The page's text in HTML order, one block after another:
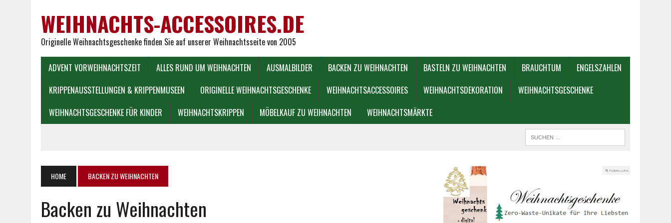
WEIHNACHTS-ACCESSOIRES.DE
Originelle Weihnachtsgeschenke finden Sie auf unserer Weihnachtsseite von 2005
ADVENT VORWEIHNACHTSZEIT ALLES RUND UM WEIHNACHTEN AUSMALBILDER BACKEN ZU WEIHNACHTEN BASTELN ZU WEIHNACHTEN BRAUCHTUM
ENGELSZAHLEN
KRIPPENAUSSTELLUNGEN & KRIPPENMUSEEN
ORIGINELLE WEIHNACHTSGESCHENKE WEIHNACHTSACCESSOIRES WEIHNACHTSDEKORATION
WEIHNACHTSGESCHENKE
WEIHNACHTSGESCHENKE FÜR KINDER
WEIHNACHTSKRIPPEN MÖBELKAUF ZU WEIHNACHTEN WEIHNACHTSMÄRKTE
HOME BACKEN ZU WEIHNACHTEN
Backen zu Weihnachten